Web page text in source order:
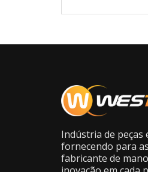
Indústria de peças
fornecendo para
fabricante de